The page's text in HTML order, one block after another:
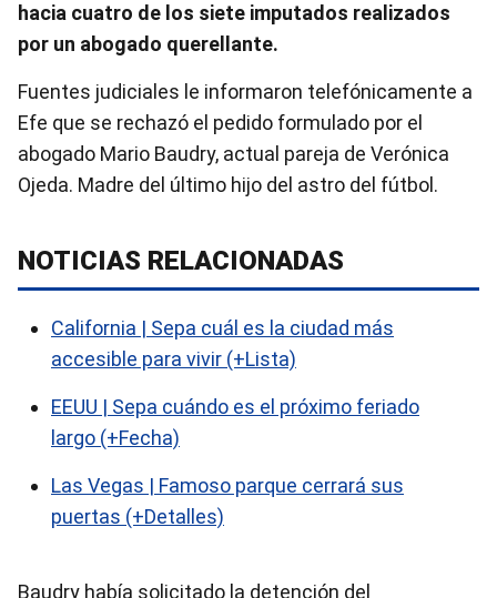
hacia cuatro de los siete imputados realizados
por un abogado querellante.
Fuentes judiciales le informaron telefónicamente a
Efe que se rechazó el pedido formulado por el
abogado Mario Baudry, actual pareja de Verónica
Ojeda. Madre del último hijo del astro del fútbol.
NOTICIAS RELACIONADAS
California | Sepa cuál es la ciudad más
accesible para vivir (+Lista)
EEUU | Sepa cuándo es el próximo feriado
largo (+Fecha)
Las Vegas | Famoso parque cerrará sus
puertas (+Detalles)
Baudry había solicitado la detención del